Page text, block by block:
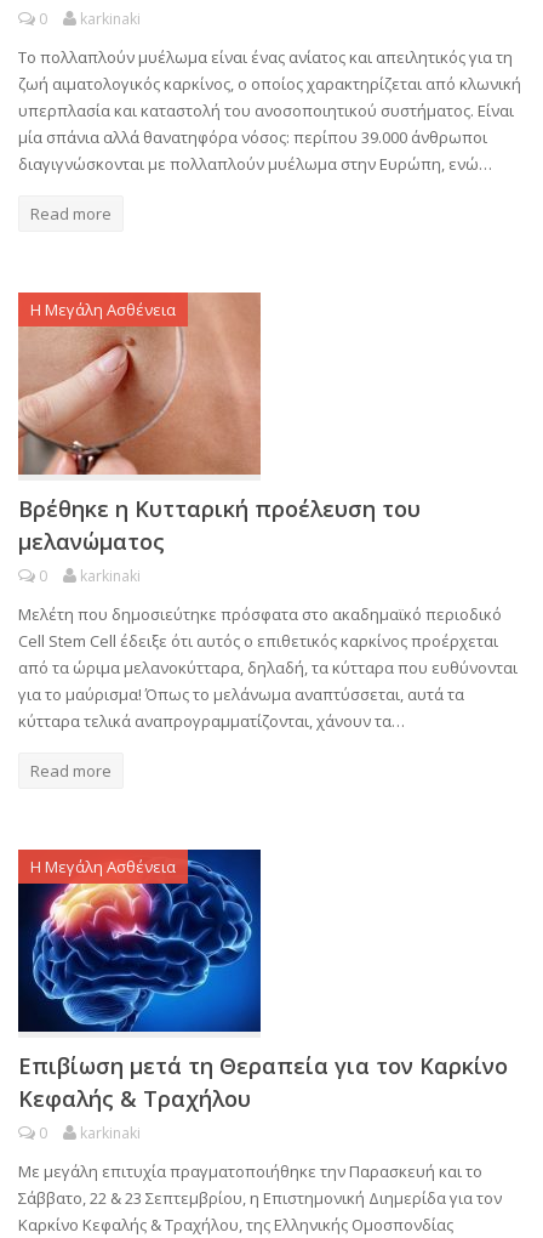
0 karkinaki
Το πολλαπλούν μυέλωμα είναι ένας ανίατος και απειλητικός για τη
ζωή αιματολογικός καρκίνος, ο οποίος χαρακτηρίζεται από κλωνική
υπερπλασία και καταστολή του ανοσοποιητικού συστήματος. Είναι
μία σπάνια αλλά θανατηφόρα νόσος: περίπου 39.000 άνθρωποι
διαγιγνώσκονται με πολλαπλούν μυέλωμα στην Ευρώπη, ενώ…
Read more
Η Μεγάλη Ασθένεια
Βρέθηκε η Κυτταρική προέλευση του
μελανώματος
0 karkinaki
Μελέτη που δημοσιεύτηκε πρόσφατα στο ακαδημαϊκό περιοδικό
Cell Stem Cell έδειξε ότι αυτός ο επιθετικός καρκίνος προέρχεται
από τα ώριμα μελανοκύτταρα, δηλαδή, τα κύτταρα που ευθύνονται
για το μαύρισμα! Όπως το μελάνωμα αναπτύσσεται, αυτά τα
κύτταρα τελικά αναπρογραμματίζονται, χάνουν τα…
Read more
Η Μεγάλη Ασθένεια
Επιβίωση μετά τη Θεραπεία για τον Καρκίνο
Κεφαλής & Τραχήλου
0 karkinaki
Με μεγάλη επιτυχία πραγματοποιήθηκε την Παρασκευή και το
Σάββατο, 22 & 23 Σεπτεμβρίου, η Επιστημονική Διημερίδα για τον
Καρκίνο Κεφαλής & Τραχήλου, της Ελληνικής Ομοσπονδίας